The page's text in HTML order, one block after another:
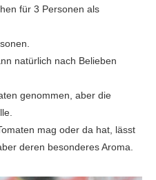
für 3 Personen als
natürlich nach Belieben
genommen, aber die
mag oder da hat, lässt
deren besonderes Aroma.